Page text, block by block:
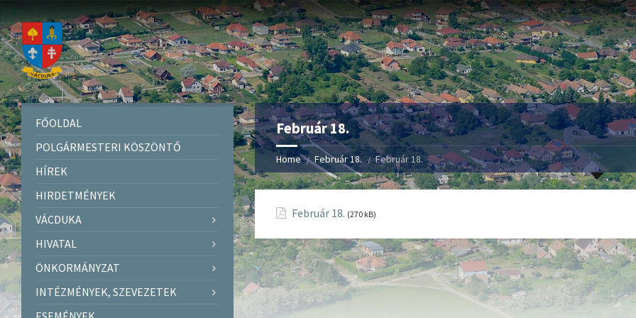
Február 18.
Home Február 18. Február 18.
Február 18. (270 kB)
FŐOLDAL
POLGÁRMESTERI KÖSZÖNTŐ
HÍREK
HIRDETMÉNYEK
VÁCDUKA
HIVATAL
ÖNKORMÁNYZAT
INTÉZMÉNYEK, SZEVEZETEK